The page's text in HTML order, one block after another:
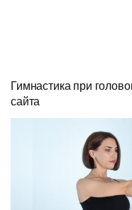
Гимнастика при
сайта